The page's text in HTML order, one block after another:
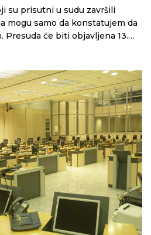
su prisutni u sudu završili
mogu samo da konstatujem da
Presuda će biti objavljena 13.